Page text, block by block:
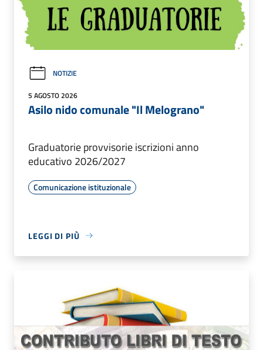
NOTIZIE
5 AGOSTO 2026
Asilo nido comunale "Il Melograno"
Graduatorie provvisorie iscrizioni anno
educativo 2026/2027
Comunicazione istituzionale
LEGGI DI PIÙ